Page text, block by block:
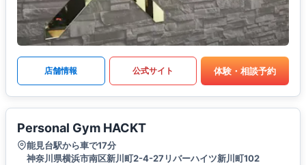
店舗情報 公式サイト 体験・相談予約
Personal Gym HACKT
能見台駅から車で17分
神奈川県横浜市南区新川町2-4-27リバーハイツ新川町102